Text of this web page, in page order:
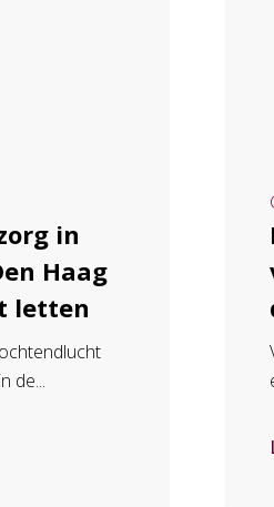
in
Haag
letten
de...